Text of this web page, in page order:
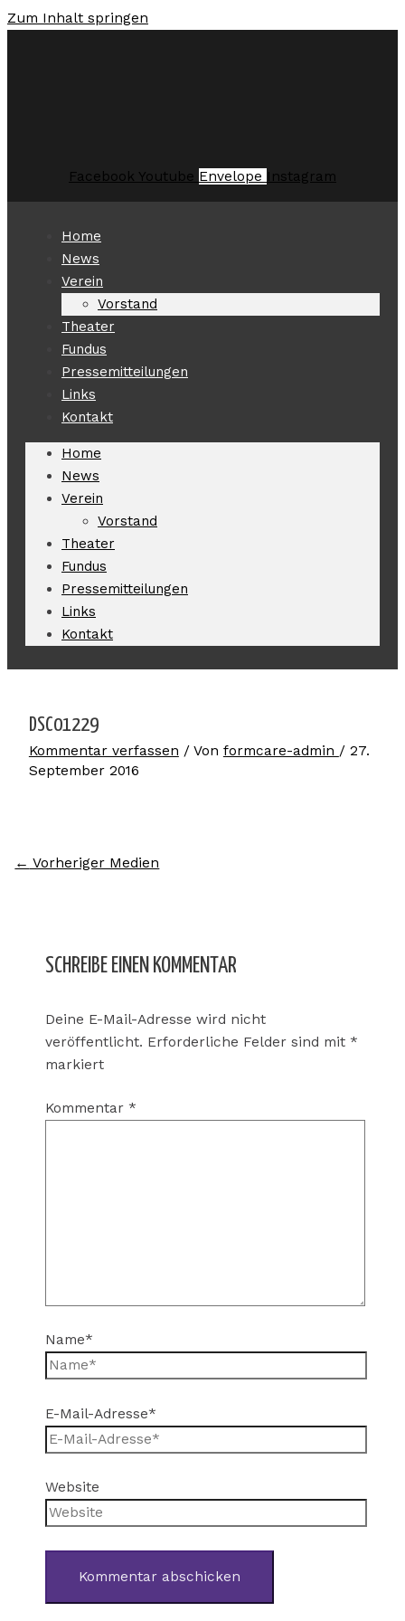
Zum Inhalt springen
Facebook Youtube Envelope Instagram
Home
News
Verein
Vorstand
Theater
Fundus
Pressemitteilungen
Links
Kontakt
Home
News
Verein
Vorstand
Theater
Fundus
Pressemitteilungen
Links
Kontakt
DSC01229
Kommentar verfassen / Von formcare-admin / 27.
September 2016
← Vorheriger Medien
SCHREIBE EINEN KOMMENTAR
Deine E-Mail-Adresse wird nicht
veröffentlicht. Erforderliche Felder sind mit *
markiert
Kommentar *
Name*
E-Mail-Adresse*
Website